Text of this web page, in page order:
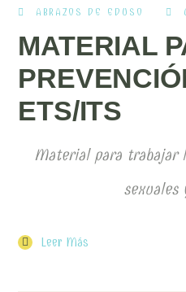
ABRAZOS DE EDUSO
MATERIAL
ETS/ITS
Material para trabajar
sexuales
Leer Más